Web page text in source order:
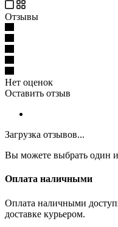
Отзывы
Нет оценок
Оставить отзыв
Загрузка отзывов...
Вы можете выбрать один
Оплата наличными
Оплата наличными
доставке курьером.